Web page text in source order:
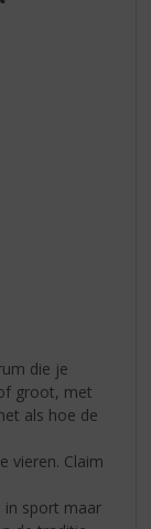
die je
groot, met
als hoe de
vieren. Claim
in sport maar